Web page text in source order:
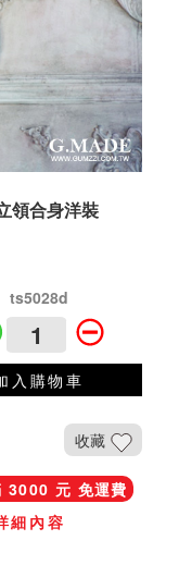
領合身洋裝
ts5028d
入購物車
收藏
3000 元 免運費
細內容